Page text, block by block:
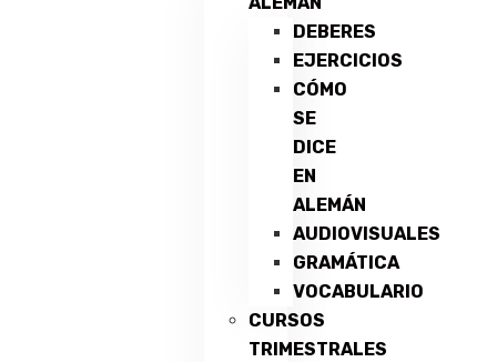
DEBERES
EJERCICIOS
CÓMO
SE
DICE
EN
ALEMÁN
AUDIOVISUALES
GRAMÁTICA
VOCABULARIO
CURSOS
TRIMESTRALES